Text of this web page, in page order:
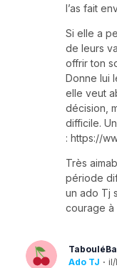
l’as fait
Si elle a
de leurs
offrir ton
Donne lui
elle veut
décision,
difficile.
: https://
Très
période
un ado Tj
courage
Ado TJ ·